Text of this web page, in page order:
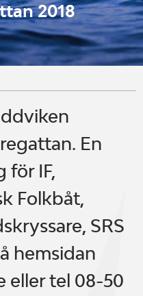
2018
En
för IF,
Folkbåt,
SRS
hemsidan
eller tel 08-50